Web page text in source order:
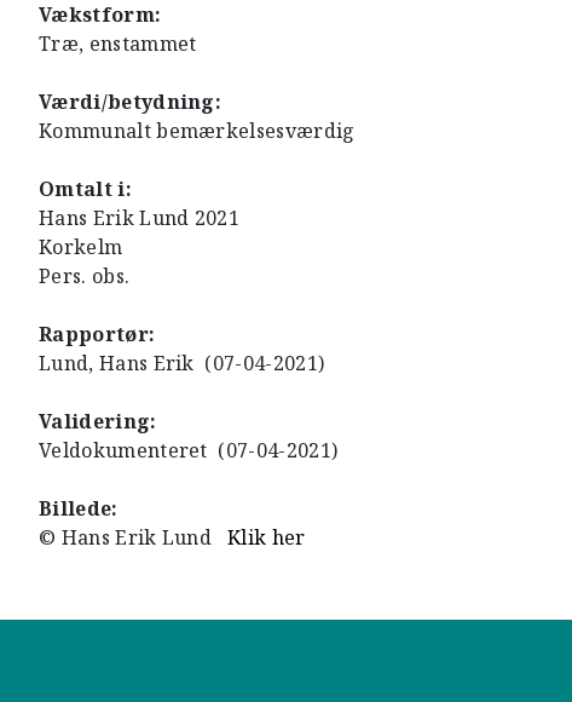
Vækstform:
Træ, enstammet
Værdi/betydning:
Kommunalt bemærkelsesværdig
Omtalt i:
Hans Erik Lund 2021
Korkelm
Pers. obs.
Rapportør:
Lund, Hans Erik (07-04-2021)
Validering:
Veldokumenteret (07-04-2021)
Billede:
© Hans Erik LundKlik her